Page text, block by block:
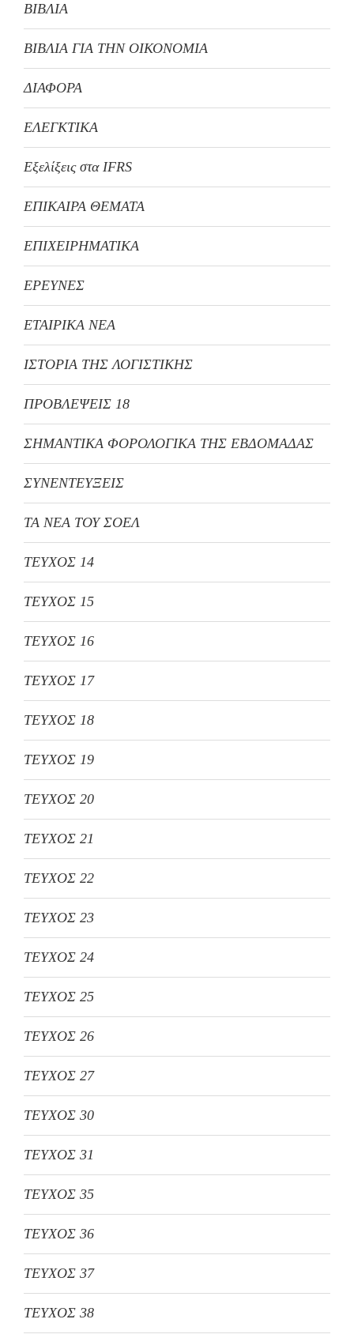
ΒΙΒΛΙΑ
ΒΙΒΛΙΑ ΓΙΑ ΤΗΝ ΟΙΚΟΝΟΜΙΑ
ΔΙΑΦΟΡΑ
ΕΛΕΓΚΤΙΚΑ
Εξελίξεις στα IFRS
ΕΠΙΚΑΙΡΑ ΘΕΜΑΤΑ
ΕΠΙΧΕΙΡΗΜΑΤΙΚΑ
ΕΡΕΥΝΕΣ
ΕΤΑΙΡΙΚΑ ΝΕΑ
ΙΣΤΟΡΙΑ ΤΗΣ ΛΟΓΙΣΤΙΚΗΣ
ΠΡΟΒΛΕΨΕΙΣ 18
ΣΗΜΑΝΤΙΚΑ ΦΟΡΟΛΟΓΙΚΑ ΤΗΣ ΕΒΔΟΜΑΔΑΣ
ΣΥΝΕΝΤΕΥΞΕΙΣ
ΤΑ ΝΕΑ ΤΟΥ ΣΟΕΛ
ΤΕΥΧΟΣ 14
ΤΕΥΧΟΣ 15
ΤΕΥΧΟΣ 16
ΤΕΥΧΟΣ 17
ΤΕΥΧΟΣ 18
ΤΕΥΧΟΣ 19
ΤΕΥΧΟΣ 20
ΤΕΥΧΟΣ 21
ΤΕΥΧΟΣ 22
ΤΕΥΧΟΣ 23
ΤΕΥΧΟΣ 24
ΤΕΥΧΟΣ 25
ΤΕΥΧΟΣ 26
ΤΕΥΧΟΣ 27
ΤΕΥΧΟΣ 30
ΤΕΥΧΟΣ 31
ΤΕΥΧΟΣ 35
ΤΕΥΧΟΣ 36
ΤΕΥΧΟΣ 37
ΤΕΥΧΟΣ 38